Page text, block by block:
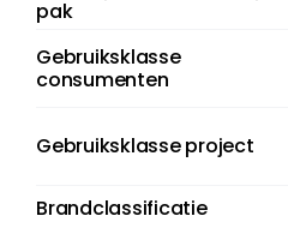
pak
Gebruiksklasse
consumenten
Gebruiksklasse project
Brandclassificatie